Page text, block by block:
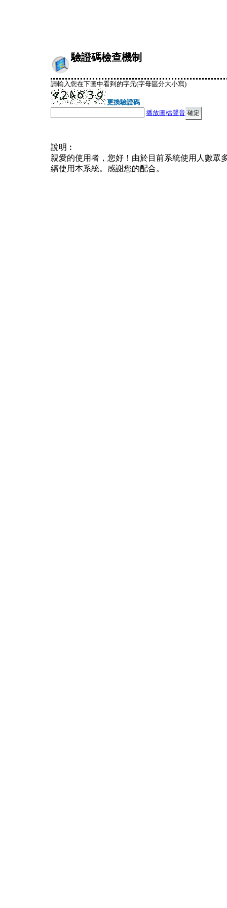
驗證碼檢查機制
請輸入您在下圖中看到的字元(字母區分大小寫)
更換驗證碼
播放圖檔聲音
說明︰
親愛的使用者，您好！由於目前系統使用人數眾
續使用本系統。感謝您的配合。